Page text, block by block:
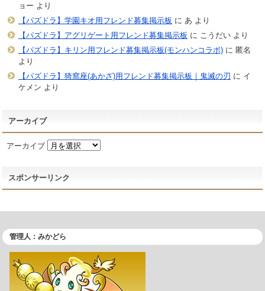
ョー より
【パズドラ】学園キオ用フレンド募集掲示板 に あ より
【パズドラ】アグリゲート用フレンド募集掲示板 に こうだいより
【パズドラ】キリン用フレンド募集掲示板(モンハンコラボ)に 匿名
より
【パズドラ】猗窩座(あかざ)用フレンド募集掲示板｜鬼滅の刃 に イ
ケメン より
アーカイブ
アーカイブ
スポンサーリンク
管理人：みかどら